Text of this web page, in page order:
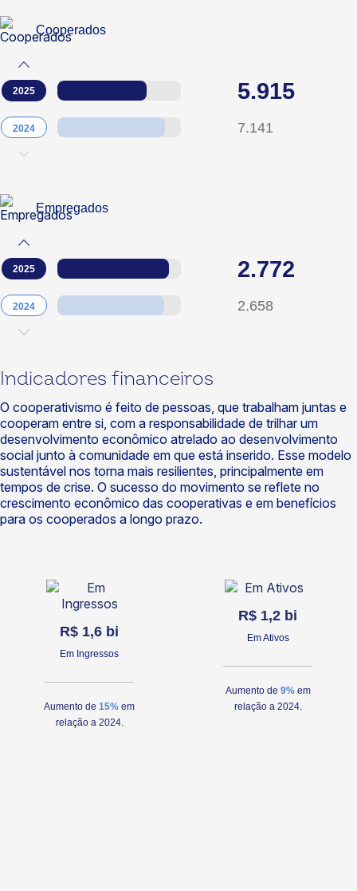
Cooperados
2025 5.915
2024 7.141
Empregados
2025 2.772
2024 2.658
Indicadores financeiros
O cooperativismo é feito de pessoas, que trabalham juntas e
cooperam entre si, com a responsabilidade de trilhar um
desenvolvimento econômico atrelado ao desenvolvimento
social junto à comunidade em que está inserido. Esse modelo
sustentável nos torna mais resilientes, principalmente em
tempos de crise. O sucesso do movimento se reflete no
crescimento econômico das cooperativas e em benefícios
para os cooperados a longo prazo.
R$ 1,6 bi
Em Ingressos
Aumento de 15% em
relação a 2024.
R$ 1,2 bi
Em Ativos
Aumento de 9%em
relação a 2024.